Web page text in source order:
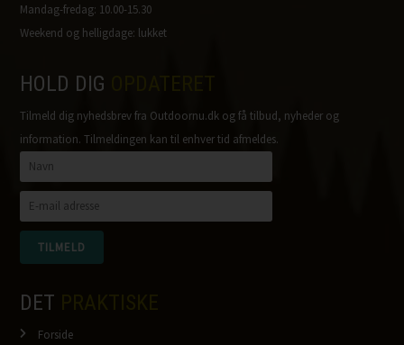
Mandag-fredag: 10.00-15.30
Weekend og helligdage: lukket
HOLD DIG
Tilmeld dig nyhedsbrev fra Outdoornu.dk og få tilbud, nyheder og
information. Tilmeldingen kan til enhver tid afmeldes.
DET
Forside